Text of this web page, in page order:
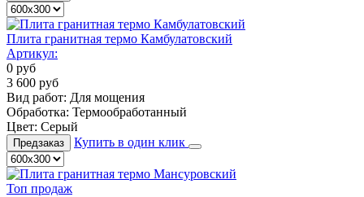
Плита гранитная термо Камбулатовский
Артикул:
0 руб
3 600 руб
Вид работ: Для мощения
Обработка: Термообработанный
Цвет: Серый
Предзаказ Купить в один клик
Топ продаж